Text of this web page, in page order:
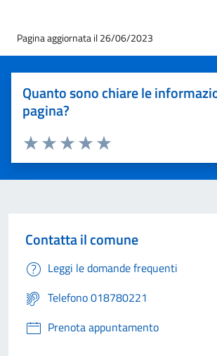
Pagina aggiornata il 26/06/2023
Quanto sono chiare le
pagina?
Valuta 5 stelle su 5
Valuta 4 stelle su 5
Valuta 3 stelle su 5
Valuta 2 stelle su 5
Valuta 1 stelle su 5
Contatta il comune
Leggi le domande frequenti
Telefono 018780221
Prenota appuntamento